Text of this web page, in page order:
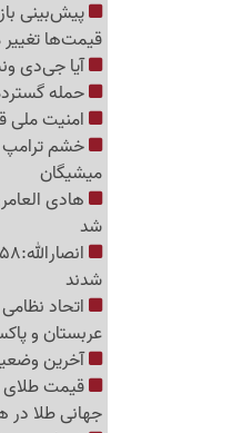
قیمت‌ها
آیا جی‌دی
حمله گسترده
امنیت ملی
خشم ترامپ
میشیگان
هادی
شد
شدند
اتحاد
عربستان و
آخرین
جهانی طلا در